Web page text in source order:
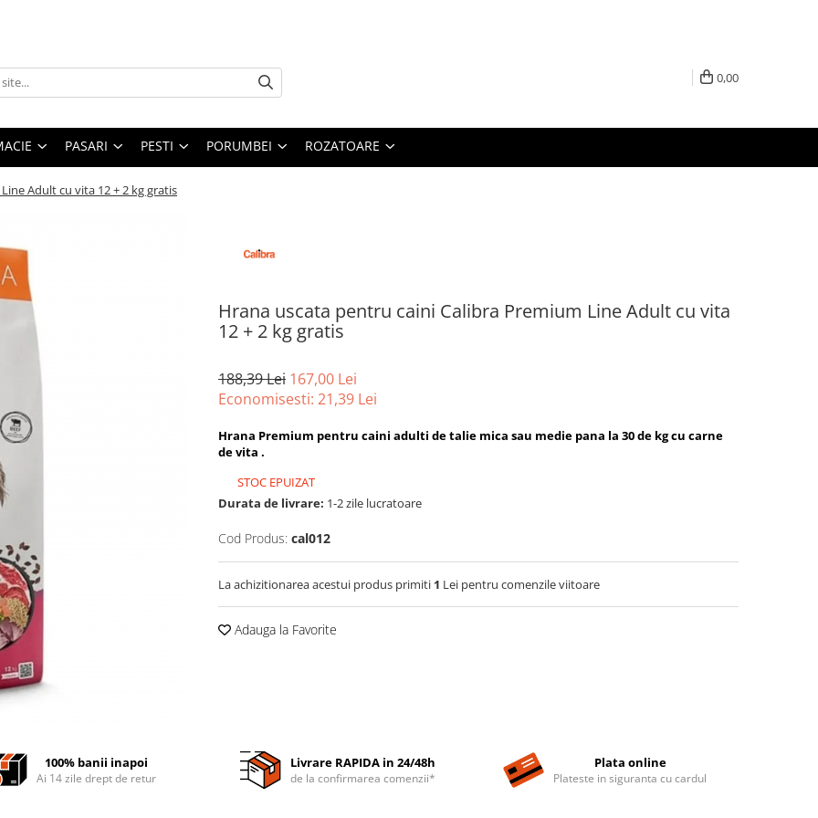
0,00
PASARI PESTI PORUMBEI ROZATOARE
Adult cu vita 12 + 2 kg gratis
Hrana uscata pentru caini Calibra Premium Line Adult cu vita
12 + 2 kg gratis
188,39 Lei 167,00 Lei
Economisesti: 21,39 Lei
Hrana Premium pentru caini adulti de talie mica sau medie pana la 30 de kg cu carne
de vita .
STOC EPUIZAT
Durata de livrare: 1-2 zile lucratoare
Cod Produs: cal012
La achizitionarea acestui produs primiti 1 Lei pentru comenzile viitoare
Adauga la Favorite
100% banii inapoi
Ai 14 zile drept de retur
Livrare RAPIDA in 24/48h
de la confirmarea comenzii*
Plata online
Plateste in siguranta cu cardul